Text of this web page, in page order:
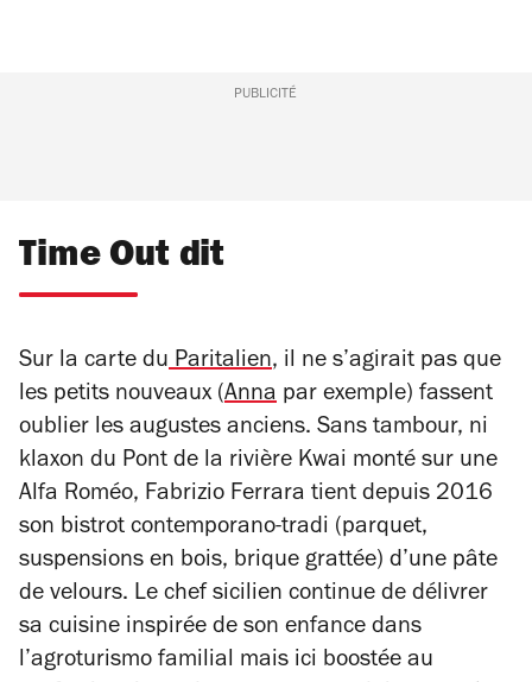
PUBLICITÉ
Time Out dit
Sur la carte du Paritalien, il ne s’agirait pas que
les petits nouveaux (Anna par exemple) fassent
oublier les augustes anciens. Sans tambour, ni
klaxon du Pont de la rivière Kwai monté sur une
Alfa Roméo, Fabrizio Ferrara tient depuis 2016
son bistrot contemporano-tradi (parquet,
suspensions en bois, brique grattée) d’une pâte
de velours. Le chef sicilien continue de délivrer
sa cuisine inspirée de son enfance dans
l’agroturismo familial mais ici boostée au